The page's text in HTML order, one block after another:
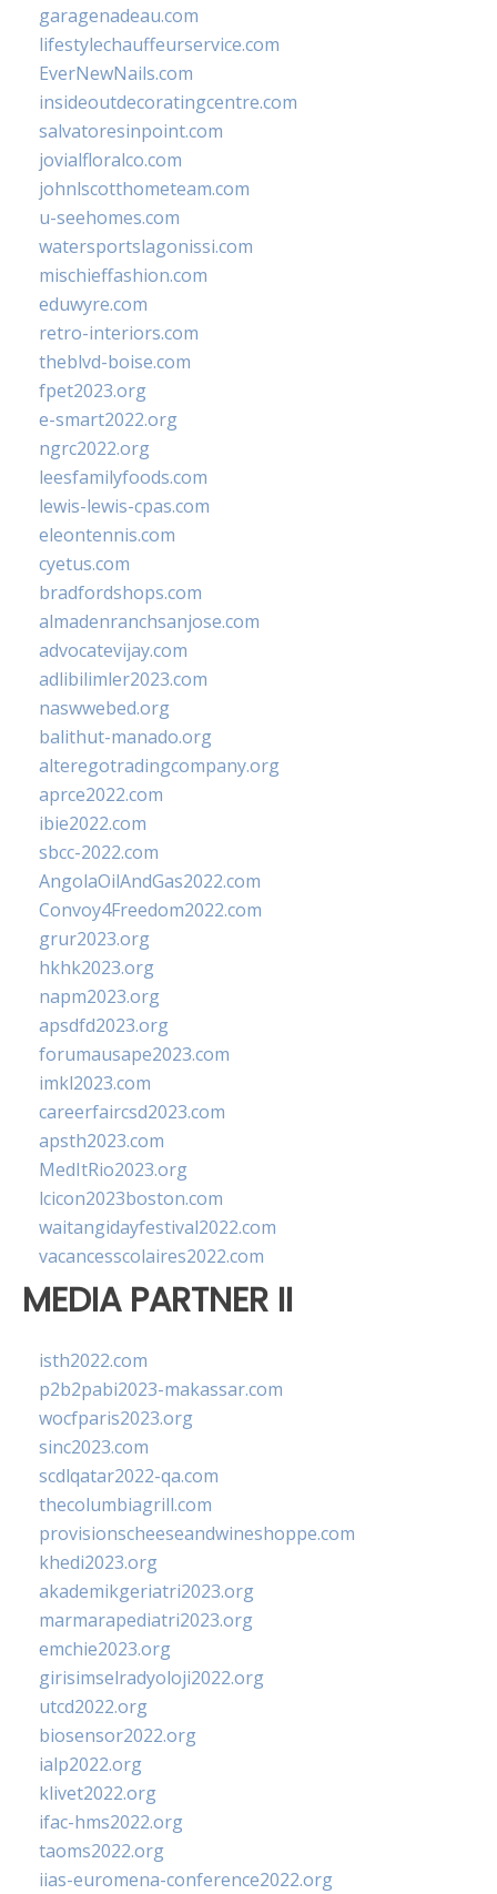
garagenadeau.com
lifestylechauffeurservice.com
EverNewNails.com
insideoutdecoratingcentre.com
salvatoresinpoint.com
jovialfloralco.com
johnlscotthometeam.com
u-seehomes.com
watersportslagonissi.com
mischieffashion.com
eduwyre.com
retro-interiors.com
theblvd-boise.com
fpet2023.org
e-smart2022.org
ngrc2022.org
leesfamilyfoods.com
lewis-lewis-cpas.com
eleontennis.com
cyetus.com
bradfordshops.com
almadenranchsanjose.com
advocatevijay.com
adlibilimler2023.com
naswwebed.org
balithut-manado.org
alteregotradingcompany.org
aprce2022.com
ibie2022.com
sbcc-2022.com
AngolaOilAndGas2022.com
Convoy4Freedom2022.com
grur2023.org
hkhk2023.org
napm2023.org
apsdfd2023.org
forumausape2023.com
imkl2023.com
careerfaircsd2023.com
apsth2023.com
MedItRio2023.org
lcicon2023boston.com
waitangidayfestival2022.com
vacancesscolaires2022.com
MEDIA PARTNER II
isth2022.com
p2b2pabi2023-makassar.com
wocfparis2023.org
sinc2023.com
scdlqatar2022-qa.com
thecolumbiagrill.com
provisionscheeseandwineshoppe.com
khedi2023.org
akademikgeriatri2023.org
marmarapediatri2023.org
emchie2023.org
girisimselradyoloji2022.org
utcd2022.org
biosensor2022.org
ialp2022.org
klivet2022.org
ifac-hms2022.org
taoms2022.org
iias-euromena-conference2022.org